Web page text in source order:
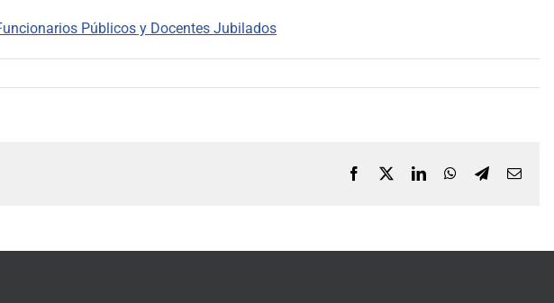
Públicos y Docentes Jubilados
Facebook
X LinkedInWhatsApp
TelegramCorreo